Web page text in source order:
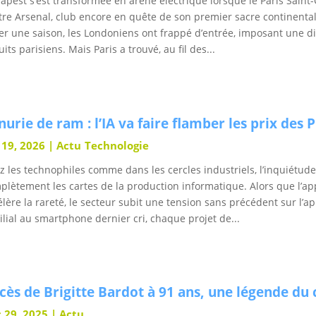
Arsenal, club encore en quête de son premier sacre
une saison, les Londoniens ont frappé d’entrée, imposant une
parisiens. Mais Paris a trouvé, au fil des...
de ram : l’IA va faire flamber les prix des
2026 | Actu Technologie
les technophiles comme dans les cercles industriels,
les cartes de la production informatique. Alors que
la rareté, le secteur subit une tension sans précédent sur
au smartphone dernier cri, chaque projet de...
de Brigitte Bardot à 91 ans, une légende du